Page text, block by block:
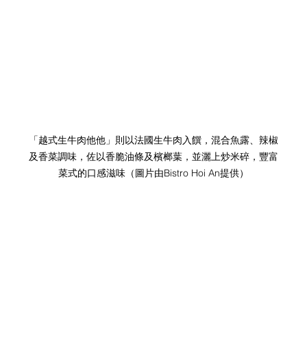
「越式生牛肉他他」則以法國生牛肉入饌，混合魚露、辣椒
及香菜調味，佐以香脆油條及檳榔葉，並灑上炒米碎，豐富
菜式的口感滋味 （圖片由Bistro Hoi An提供）